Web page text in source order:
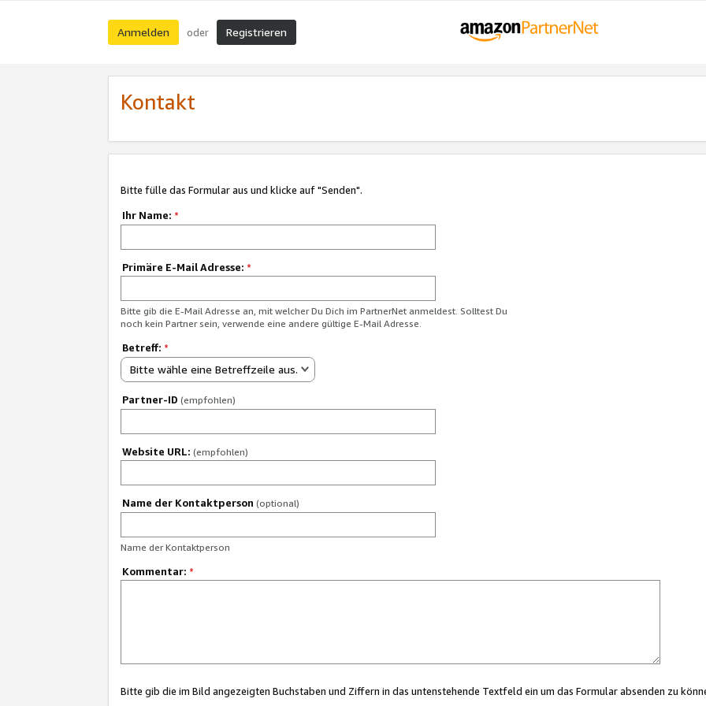
Anmelden oder Registrieren
Kontakt
Bitte fülle das Formular aus und klicke auf "Senden".
Ihr Name: *
Primäre E-Mail Adresse: *
Bitte gib die E-Mail Adresse an, mit welcher Du Dich im PartnerNet anmeldest. Solltest Du
noch kein Partner sein, verwende eine andere gültige E-Mail Adresse.
Betreff: *
Bitte wähle eine Betreffzeile aus.
Partner-ID (empfohlen)
Website URL: (empfohlen)
Name der Kontaktperson (optional)
Name der Kontaktperson
Kommentar: *
Bitte gib die im Bild angezeigten Buchstaben und Ziffern in das untenstehende Textfeld ein um das Formular absenden zu